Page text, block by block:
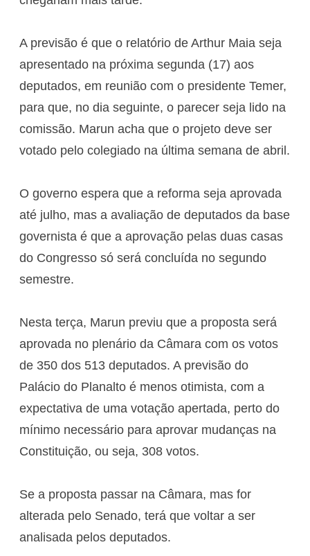
A previsão é que o relatório de Arthur Maia seja
apresentado na próxima segunda (17) aos
deputados, em reunião com o presidente Temer,
para que, no dia seguinte, o parecer seja lido na
comissão. Marun acha que o projeto deve ser
votado pelo colegiado na última semana de abril.
O governo espera que a reforma seja aprovada
até julho, mas a avaliação de deputados da base
governista é que a aprovação pelas duas casas
do Congresso só será concluída no segundo
semestre.
Nesta terça, Marun previu que a proposta será
aprovada no plenário da Câmara com os votos
de 350 dos 513 deputados. A previsão do
Palácio do Planalto é menos otimista, com a
expectativa de uma votação apertada, perto do
mínimo necessário para aprovar mudanças na
Constituição, ou seja, 308 votos.
Se a proposta passar na Câmara, mas for
alterada pelo Senado, terá que voltar a ser
analisada pelos deputados.